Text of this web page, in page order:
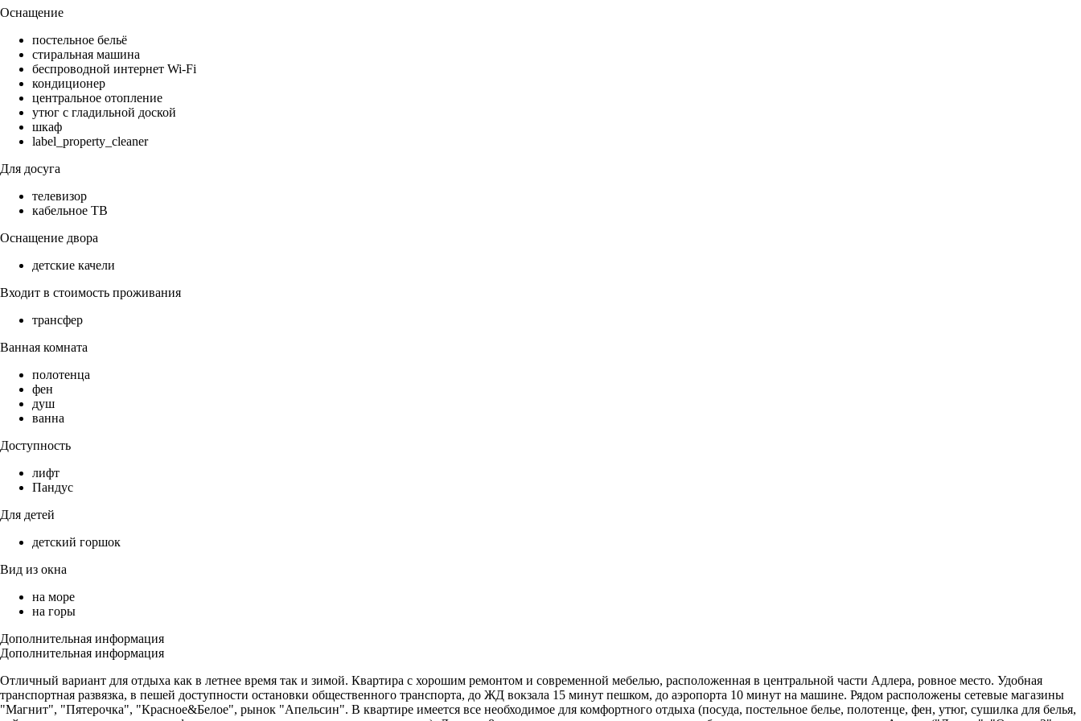
Оснащение
постельное бельё
стиральная машина
беспроводной интернет Wi-Fi
кондиционер
центральное отопление
утюг с гладильной доской
шкаф
label_property_cleaner
Для досуга
телевизор
кабельное ТВ
Оснащение двора
детские качели
Входит в стоимость проживания
трансфер
Ванная комната
полотенца
фен
душ
ванна
Доступность
лифт
Пандус
Для детей
детский горшок
Вид из окна
на море
на горы
Дополнительная информация
Дополнительная информация
Отличный вариант для отдыха как в летнее время так и зимой. Квартира с хорошим ремонтом и современной мебелью, расположенная в центральной части Адлера, ровное место. Удобная
транспортная развязка, в пешей доступности остановки общественного транспорта, до ЖД вокзала 15 минут пешком, до аэропорта 10 минут на машине. Рядом расположены сетевые магазины
"Магнит", "Пятерочка", "Красное&Белое", рынок "Апельсин". В квартире имеется все необходимое для комфортного отдыха (посуда, постельное белье, полотенце, фен, утюг, сушилка для белья,